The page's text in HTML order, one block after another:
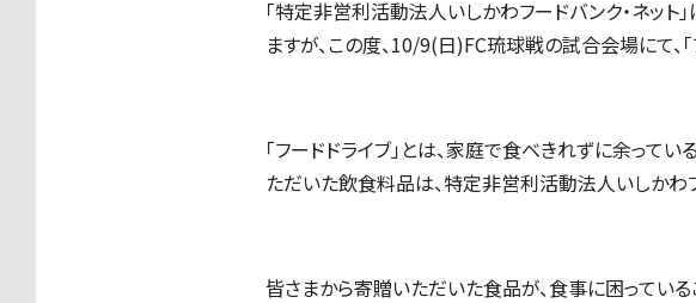
「特定非営利活動法人いしかわフードバンク・ネッ
ますが、この度、10/9(日)FC琉球戦の試合会場にて、
「フードドライブ」とは、家庭で食べきれずに余って
ただいた飲食料品は、特定非営利活動法人いしかわ
皆さまから寄贈いただいた食品が、食事に困ってい